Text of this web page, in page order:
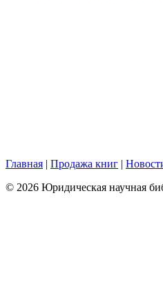
Главная | Продажа книг |
© 2026 Юридическая научная